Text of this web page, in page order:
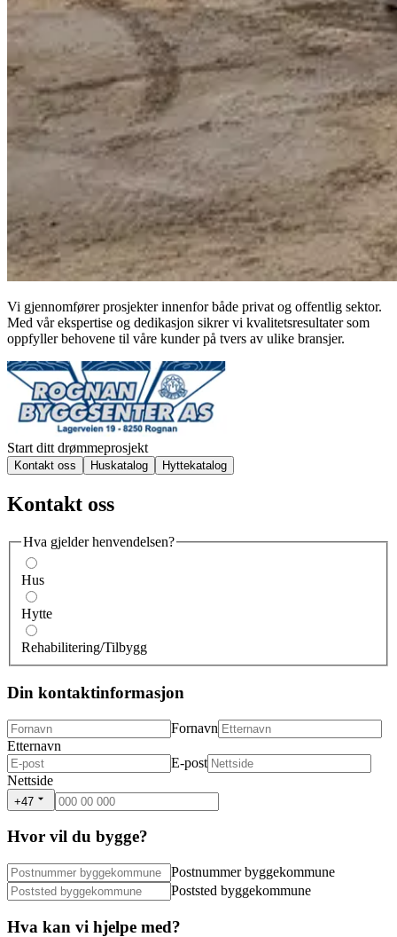
Vi gjennomfører prosjekter innenfor både privat og offentlig sektor.
Med vår ekspertise og dedikasjon sikrer vi kvalitetsresultater som
oppfyller behovene til våre kunder på tvers av ulike bransjer.
Start ditt drømmeprosjekt
Kontakt oss Huskatalog Hyttekatalog
Kontakt oss
Hva gjelder henvendelsen?
Hus
Hytte
Rehabilitering/Tilbygg
Din kontaktinformasjon
Fornavn
Etternavn
E-post
Nettside
+47
Hvor vil du bygge?
Postnummer byggekommune
Poststed byggekommune
Hva kan vi hjelpe med?